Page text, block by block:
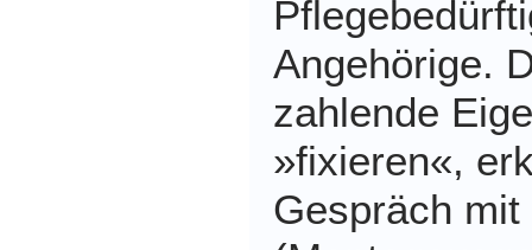
Angehörige.
zahlende
»fixieren«,
Gespräch